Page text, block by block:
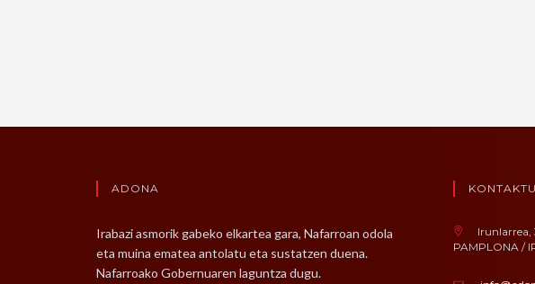
ADONA
Irabazi asmorik gabeko elkartea gara, Nafarroan odola
eta muina ematea antolatu eta sustatzen duena.
Nafarroako Gobernuaren laguntza dugu.
Irunlarrea,
PAMPLONA /